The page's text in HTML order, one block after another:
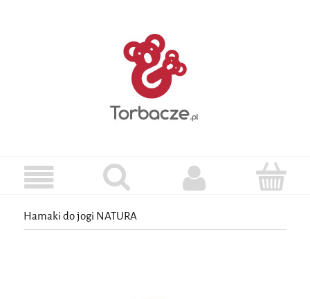
Hamaki do jogi NATURA